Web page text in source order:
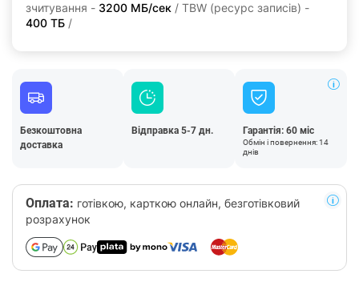
зчитування - 3200 МБ/сек / TBW (ресурс записів) -
400 TБ /
Безкоштовна
доставка
Відправка 5-7 дн. Гарантія: 60 міс
Обмін і повернення: 14
днів
Оплата: готівкою, карткою онлайн, безготівковий
розрахунок